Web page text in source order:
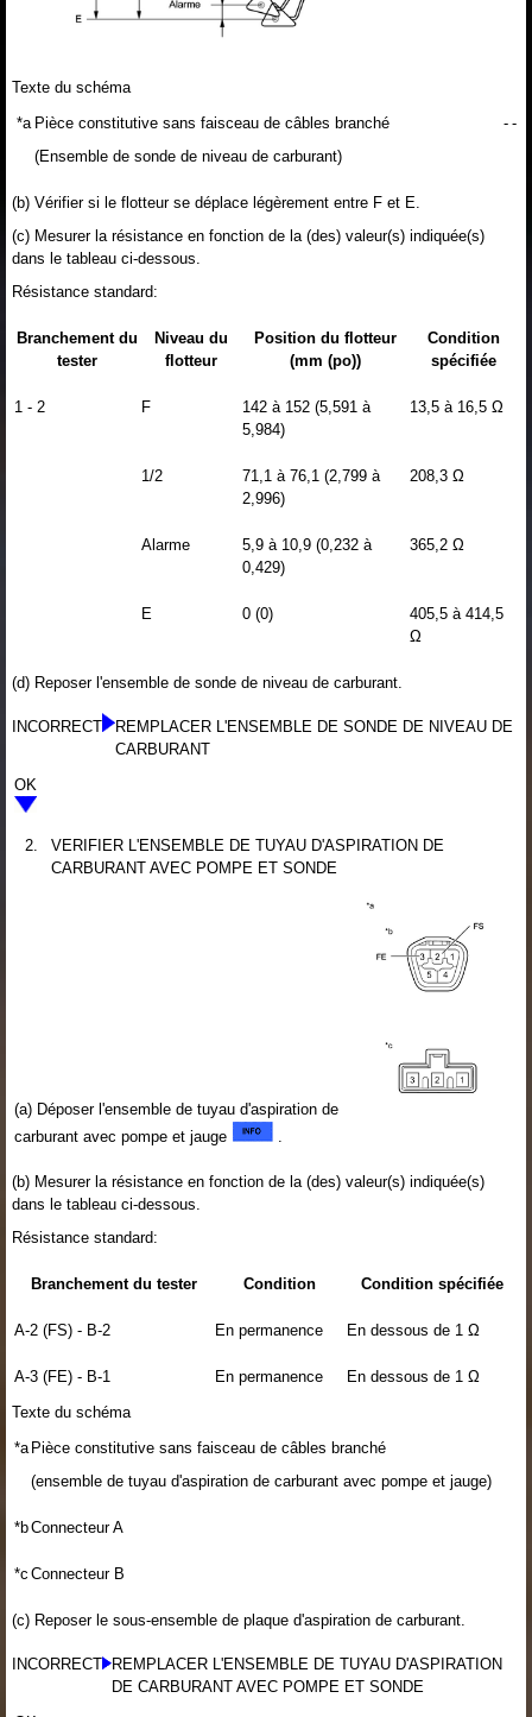
Texte du schéma
*a Pièce constitutive sans faisceau de câbles branché
(Ensemble de sonde de niveau de carburant)
- -
(b) Vérifier si le flotteur se déplace légèrement entre F et E.
(c) Mesurer la résistance en fonction de la (des) valeur(s) indiquée(s)
dans le tableau ci-dessous.
Résistance standard:
Branchement du
tester
Niveau du
flotteur
Position du flotteur
(mm (po))
Condition
spécifiée
1 - 2 F
142 à 152 (5,591 à
5,984)
13,5 à 16,5 Ω
1/2
71,1 à 76,1 (2,799 à
2,996)
208,3 Ω
Alarme
5,9 à 10,9 (0,232 à
0,429)
365,2 Ω
E 0 (0)
405,5 à 414,5
Ω
(d) Reposer l'ensemble de sonde de niveau de carburant.
INCORRECT
REMPLACER L'ENSEMBLE DE SONDE DE NIVEAU DE
CARBURANT
OK
2.
VERIFIER L'ENSEMBLE DE TUYAU D'ASPIRATION DE
CARBURANT AVEC POMPE ET SONDE
(a) Déposer l'ensemble de tuyau d'aspiration de
carburant avec pompe et jauge
.
(b) Mesurer la résistance en fonction de la (des) valeur(s) indiquée(s)
dans le tableau ci-dessous.
Résistance standard:
Branchement du tester Condition Condition spécifiée
A-2 (FS) - B-2 En permanence En dessous de 1 Ω
A-3 (FE) - B-1 En permanence
En dessous de 1 Ω
Texte du schéma
*a Pièce constitutive sans faisceau de câbles branché
(ensemble de tuyau d'aspiration de carburant avec pompe et jauge)
*bConnecteur A
*c Connecteur B
(c) Reposer le sous-ensemble de plaque d'aspiration de carburant.
INCORRECT
REMPLACER L'ENSEMBLE DE TUYAU D'ASPIRATION
DE CARBURANT AVEC POMPE ET SONDE